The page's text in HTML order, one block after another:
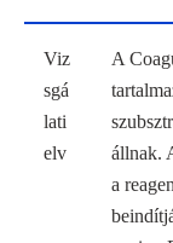
Viz
sgá
lati
elv
A
állnak.
a